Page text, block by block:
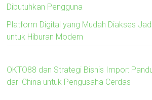
Dibutuhkan Pengguna
Platform Digital yang Mudah Diakses
untuk Hiburan Modern
OKTO88 dan Strategi Bisnis Impor:
dari China untuk Pengusaha Cerdas